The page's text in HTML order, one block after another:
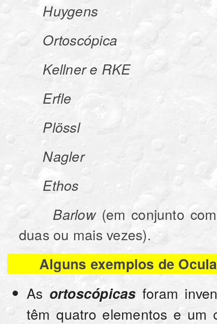
Huygens
Ortoscópica
Kellner e RKE
Erfle
Plössl
Nagler
Ethos
Barlow(em conjunto
duas ou mais vezes).
Alguns exemplos de
As ortoscópicas foram
têm quatro elementos e